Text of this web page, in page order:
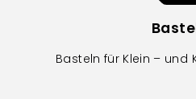
Basteln für Klein – und